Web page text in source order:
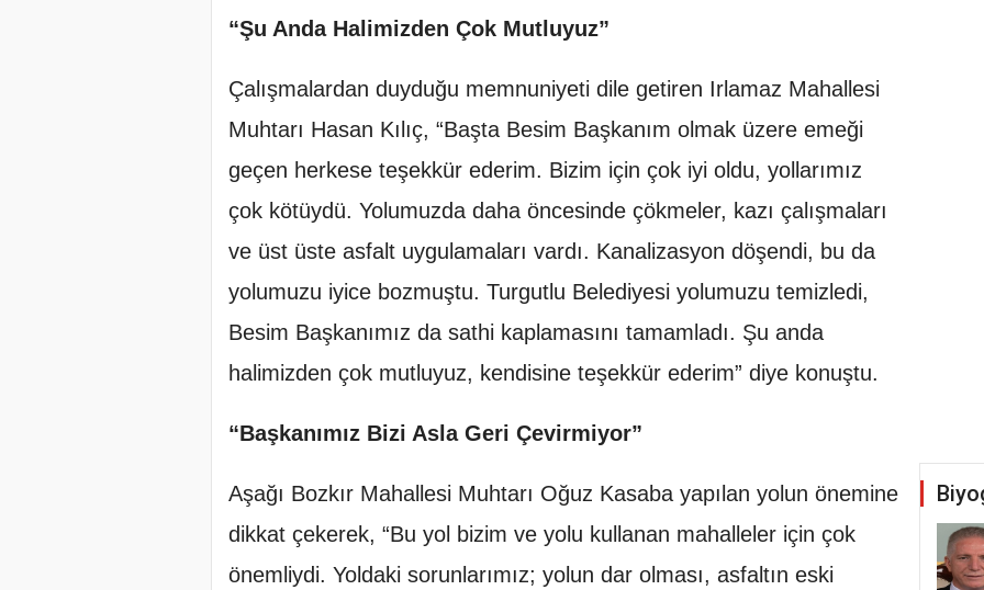
“Şu Anda Halimizden Çok Mutluyuz”
Çalışmalardan duyduğu memnuniyeti dile getiren Irlamaz Mahallesi
Muhtarı Hasan Kılıç, “Başta Besim Başkanım olmak üzere emeği
geçen herkese teşekkür ederim. Bizim için çok iyi oldu, yollarımız
çok kötüydü. Yolumuzda daha öncesinde çökmeler, kazı çalışmaları
ve üst üste asfalt uygulamaları vardı. Kanalizasyon döşendi, bu da
yolumuzu iyice bozmuştu. Turgutlu Belediyesi yolumuzu temizledi,
Besim Başkanımız da sathi kaplamasını tamamladı. Şu anda
halimizden çok mutluyuz, kendisine teşekkür ederim” diye konuştu.
“Başkanımız Bizi Asla Geri Çevirmiyor”
Aşağı Bozkır Mahallesi Muhtarı Oğuz Kasaba yapılan yolun önemine
dikkat çekerek, “Bu yol bizim ve yolu kullanan mahalleler için çok
önemliydi. Yoldaki sorunlarımız; yolun dar olması, asfaltın eski